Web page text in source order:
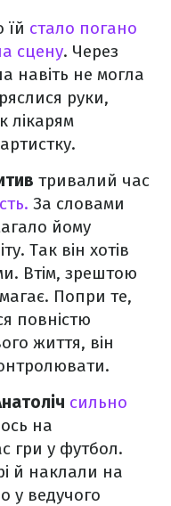
їй стало погано
сцену. Через
навіть не могла
руки,
лікарям
тривалий час
За словами
йому
Так він хотів
Втім, зрештою
Попри те,
повністю
життя, він
сильно
на
гри у футбол.
й наклали на
у ведучого